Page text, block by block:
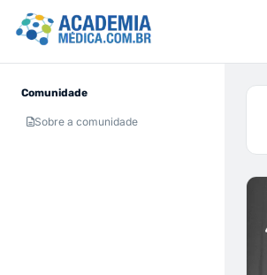
Comunidade
Sobre a comunidade